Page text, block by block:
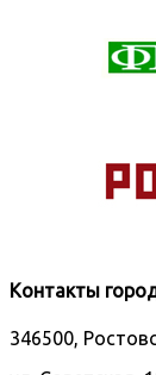
Контакты
346500,